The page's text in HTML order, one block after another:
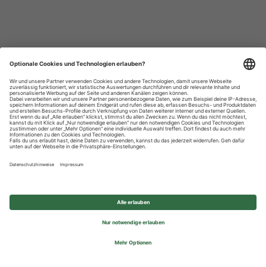
Datenschutzhinweise
Impressum
Privatsphäre-Einstellungen
© 2026 REWE Group - All rights reserved